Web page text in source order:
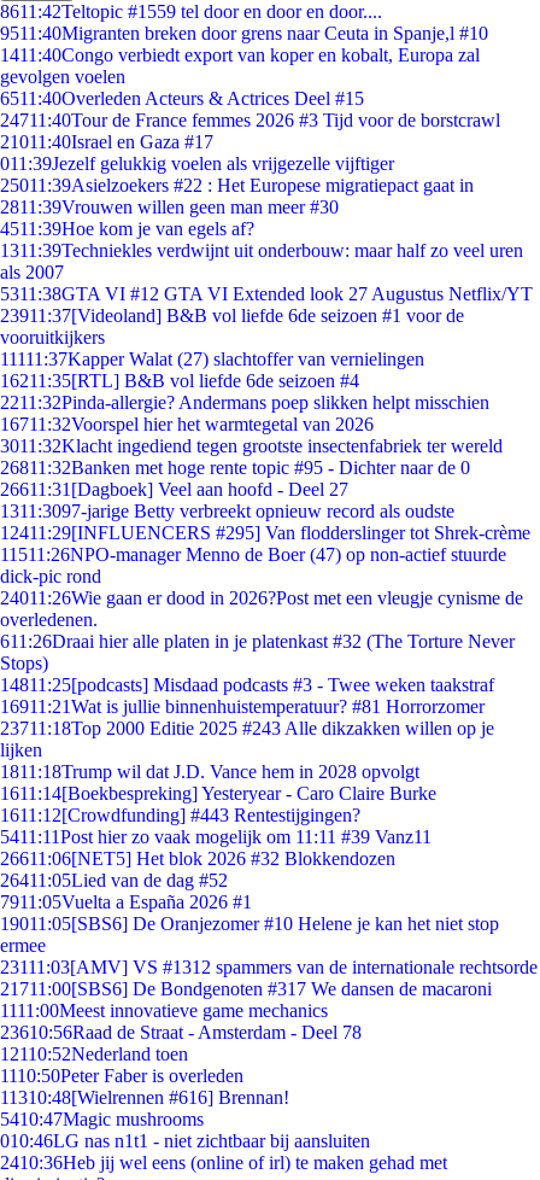
8611:42Teltopic #1559 tel door en door en door....
9511:40Migranten breken door grens naar Ceuta in Spanje,l #10
1411:40Congo verbiedt export van koper en kobalt, Europa zal
gevolgen voelen
6511:40Overleden Acteurs & Actrices Deel #15
24711:40Tour de France femmes 2026 #3 Tijd voor de borstcrawl
21011:40Israel en Gaza #17
011:39Jezelf gelukkig voelen als vrijgezelle vijftiger
25011:39Asielzoekers #22 : Het Europese migratiepact gaat in
2811:39Vrouwen willen geen man meer #30
4511:39Hoe kom je van egels af?
1311:39Techniekles verdwijnt uit onderbouw: maar half zo veel uren
als 2007
5311:38GTA VI #12 GTA VI Extended look 27 Augustus Netflix/YT
23911:37[Videoland] B&B vol liefde 6de seizoen #1 voor de
vooruitkijkers
11111:37Kapper Walat (27) slachtoffer van vernielingen
16211:35[RTL] B&B vol liefde 6de seizoen #4
2211:32Pinda-allergie? Andermans poep slikken helpt misschien
16711:32Voorspel hier het warmtegetal van 2026
3011:32Klacht ingediend tegen grootste insectenfabriek ter wereld
26811:32Banken met hoge rente topic #95 - Dichter naar de 0
26611:31 [Dagboek] Veel aan hoofd - Deel 27
1311:3097-jarige Betty verbreekt opnieuw record als oudste
12411:29[INFLUENCERS #295] Van flodderslinger tot Shrek-crème
11511:26NPO-manager Menno de Boer (47) op non-actief stuurde
dick-pic rond
24011:26Wie gaan er dood in 2026?Post met een vleugje cynisme de
overledenen.
611:26Draai hier alle platen in je platenkast #32 (The Torture Never
Stops)
14811:25[podcasts] Misdaad podcasts #3 - Twee weken taakstraf
16911:21Wat is jullie binnenhuistemperatuur? #81 Horrorzomer
23711:18Top 2000 Editie 2025 #243 Alle dikzakken willen op je
lijken
1811:18Trump wil dat J.D. Vance hem in 2028 opvolgt
1611:14[Boekbespreking] Yesteryear - Caro Claire Burke
1611:12[Crowdfunding] #443 Rentestijgingen?
5411:11Post hier zo vaak mogelijk om 11:11 #39 Vanz11
26611:06[NET5] Het blok 2026 #32 Blokkendozen
26411:05Lied van de dag #52
7911:05Vuelta a España 2026 #1
19011:05[SBS6] De Oranjezomer #10 Helene je kan het niet stop
ermee
23111:03[AMV] VS #1312 spammers van de internationale rechtsorde
21711:00[SBS6] De Bondgenoten #317 We dansen de macaroni
1111:00Meest innovatieve game mechanics
23610:56Raad de Straat - Amsterdam - Deel 78
12110:52Nederland toen
1110:50Peter Faber is overleden
11310:48[Wielrennen #616] Brennan!
5410:47Magic mushrooms
010:46LG nas n1t1 - niet zichtbaar bij aansluiten
2410:36Heb jij wel eens (online of irl) te maken gehad met